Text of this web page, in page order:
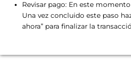
Revisar pago: En este
Una vez concluido este paso
ahora” para finalizar la